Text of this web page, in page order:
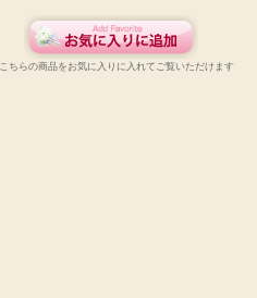
こちらの商品をお気に入りに入れてご覧いただけます